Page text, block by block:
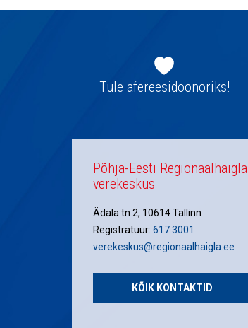
navigatsioonTule afereesidoonoriks!
Põhja-Eesti Regionaalhaigla
verekeskus
Ädala tn 2, 10614 Tallinn
Registratuur: 617 3001
verekeskus@regionaalhaigla.ee
KÕIK KONTAKTID